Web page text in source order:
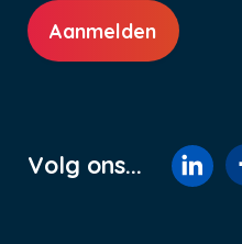
Aanmelden
Volg ons...